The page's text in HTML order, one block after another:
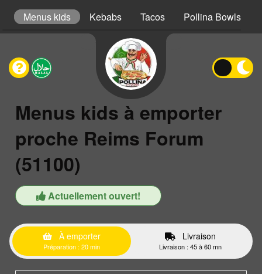
Menus kids Kebabs Tacos Pollina Bowls
Menus kids à emporter
proche Reims Forum
(51100)
Actuellement ouvert!
À emporter
Préparation : 20 min
Livraison
Livraison : 45 à 60 mn